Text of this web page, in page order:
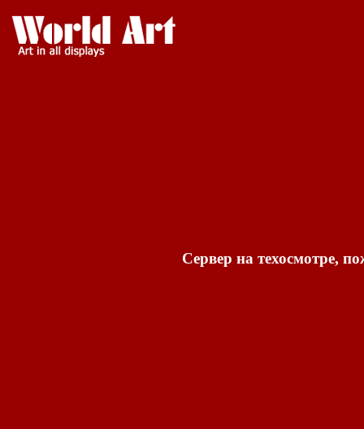
Сервер на техосмотре,